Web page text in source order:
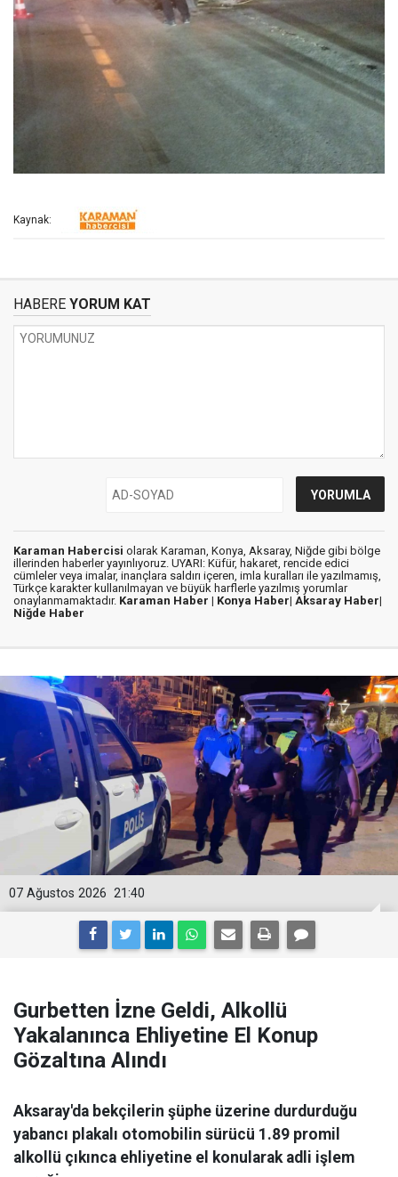
Kaynak:
HABERE YORUM KAT
Karaman Habercisi olarak Karaman, Konya, Aksaray, Niğde gibi bölge
illerinden haberler yayınlıyoruz. UYARI: Küfür, hakaret, rencide edici
cümleler veya imalar, inançlara saldırı içeren, imla kuralları ile yazılmamış,
Türkçe karakter kullanılmayan ve büyük harflerle yazılmış yorumlar
onaylanmamaktadır. Karaman Haber | Konya Haber| Aksaray Haber|
Niğde Haber
21:40
07 Ağustos 2026
Gurbetten İzne Geldi, Alkollü
Yakalanınca Ehliyetine El Konup
Gözaltına Alındı
Aksaray'da bekçilerin şüphe üzerine durdurduğu
yabancı plakalı otomobilin sürücü 1.89 promil
alkollü çıkınca ehliyetine el konularak adli işlem